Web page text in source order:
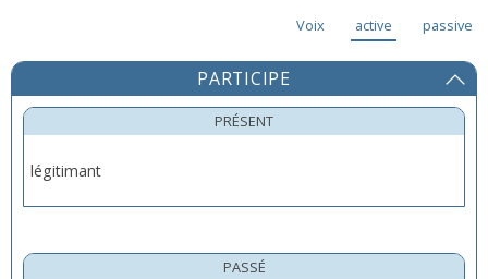
Voix active passive
PARTICIPE
PRÉSENT
légitimant
PASSÉ